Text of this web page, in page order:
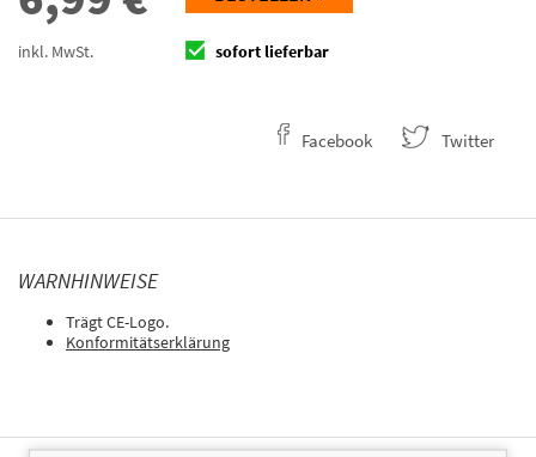
inkl. MwSt. sofort lieferbar
Facebook Twitter
WARNHINWEISE
Trägt CE-Logo.
Konformitätserklärung